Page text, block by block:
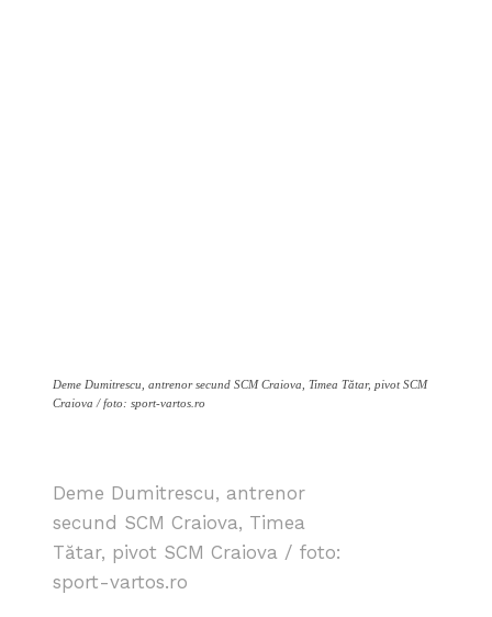
Deme Dumitrescu, antrenor secund SCM Craiova, Timea Tătar, pivot SCM
Craiova / foto: sport-vartos.ro
Deme Dumitrescu, antrenor
secund SCM Craiova, Timea
Tătar, pivot SCM Craiova / foto:
sport-vartos.ro